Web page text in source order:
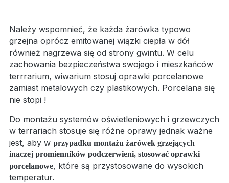
Należy wspomnieć, że każda żarówka typowo
grzejna oprócz emitowanej wiązki ciepła w dół
również nagrzewa się od strony gwintu. W celu
zachowania bezpieczeństwa swojego i mieszkańców
terrrarium, wiwarium stosuj oprawki porcelanowe
zamiast metalowych czy plastikowych. Porcelana się
nie stopi !
Do montażu systemów oświetleniowych i grzewczych
w terrariach stosuje się różne oprawy jednak ważne
jest, aby w przypadku montażu żarówek grzejących
inaczej promienników podczerwieni, stosować oprawki
porcelanowe, które są przystosowane do wysokich
temperatur.